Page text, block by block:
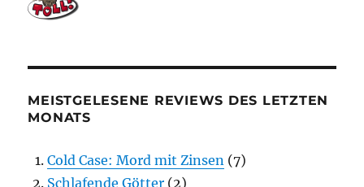
MEISTGELESENE REVIEWS DES LETZTEN
MONATS
Cold Case: Mord mit Zinsen (7)
Schlafende Götter (2)